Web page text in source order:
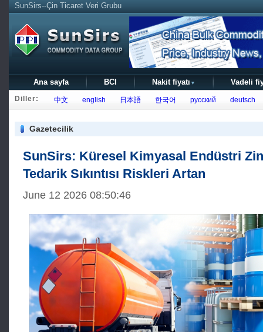
SunSirs--Çin Ticaret Veri Grubu
Ana sayfa BCI Nakit fiyatı ▼ Vadeli
Diller: 中文 english 日本語 한국어 русский deutsch
Gazetecilik
SunSirs: Küresel Kimyasal Endüstri
Tedarik Sıkıntısı Riskleri Artan
June 12 2026 08:50:46